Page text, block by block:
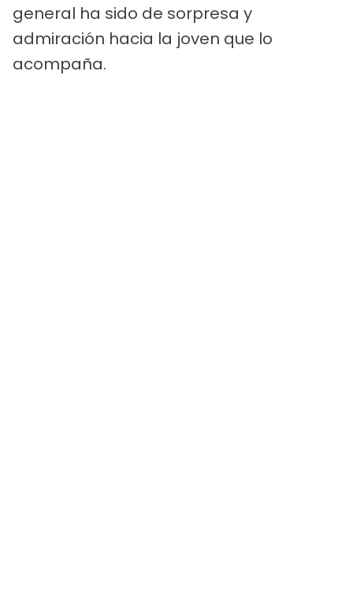
general ha sido de sorpresa y
admiración hacia la joven que lo
acompaña.